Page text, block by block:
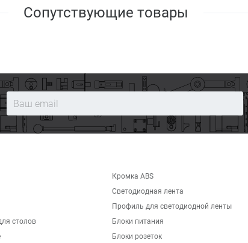
Сопутствующие товары
столов
Кромка ABS
Светодиодная лента
Профиль для светодиодной ленты
Блоки питания
Блоки розеток